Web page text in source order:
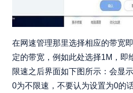
在网速管理那里选择相应的带宽
定的带宽，例如此处选择1M，即
限速之后界面如下图所示：会显
0为不限速，不要认为设置为0的